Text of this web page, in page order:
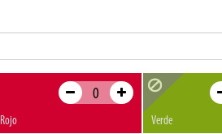
Rojo Verde